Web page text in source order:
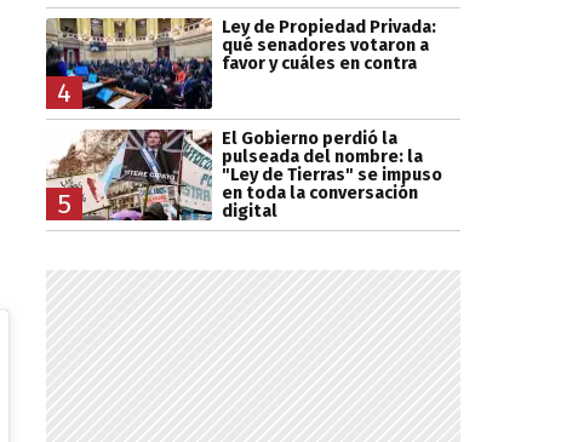
4
Ley de Propiedad Privada:
qué senadores votaron a
favor y cuáles en contra
5
El Gobierno perdió la
pulseada del nombre: la
"Ley de Tierras" se impuso
en toda la conversación
digital